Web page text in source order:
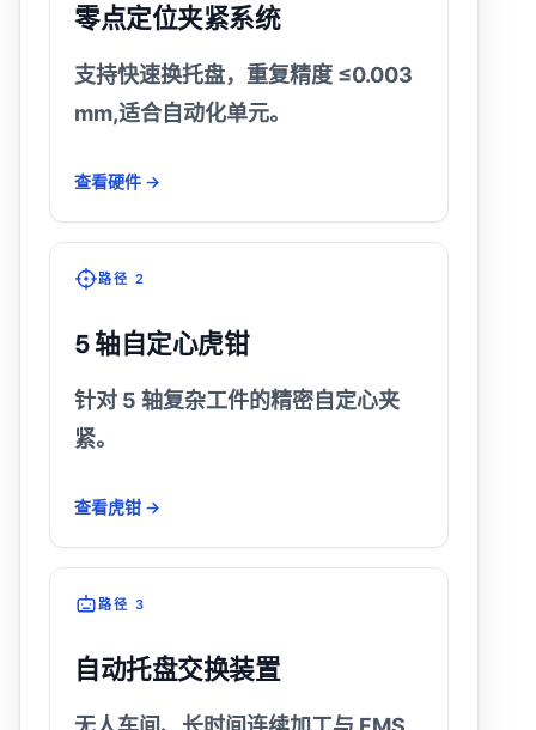
零点定位夹紧系统
支持快速换托盘，重复精度 ≤0.003
mm,适合自动化单元。
查看硬件 →
路径 2
5 轴自定心虎钳
针对 5 轴复杂工件的精密自定心夹
紧。
查看虎钳 →
路径 3
自动托盘交换装置